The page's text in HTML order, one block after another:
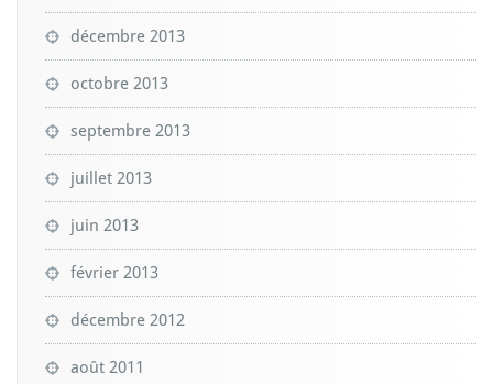
décembre 2013
octobre 2013
septembre 2013
juillet 2013
juin 2013
février 2013
décembre 2012
août 2011